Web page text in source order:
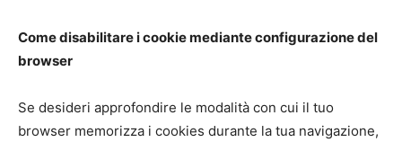
Come disabilitare i cookie mediante configurazione del
browser
Se desideri approfondire le modalità con cui il tuo
browser memorizza i cookies durante la tua navigazione,